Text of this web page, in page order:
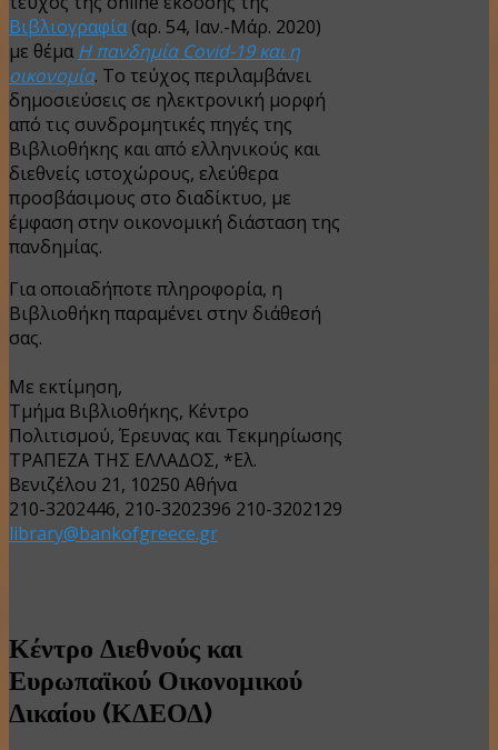
Βιβλιογραφία(αρ. 54, Ιαν.-Μάρ. 2020)
με θέμα Η πανδημία Covid-19 και η
οικονομία. Το τεύχος περιλαμβάνει
δημοσιεύσεις σε ηλεκτρονική μορφή
από τις συνδρομητικές πηγές της
Βιβλιοθήκης και από ελληνικούς και
διεθνείς ιστοχώρους, ελεύθερα
προσβάσιμους στο διαδίκτυο, με
έμφαση στην οικονομική διάσταση της
πανδημίας.
Για οποιαδήποτε πληροφορία, η
Βιβλιοθήκη παραμένει στην διάθεσή
σας.
Με εκτίμηση,
Τμήμα Βιβλιοθήκης, Κέντρο
Πολιτισμού, Έρευνας και Τεκμηρίωσης
ΤΡΑΠΕΖΑ ΤΗΣ ΕΛΛΑΔΟΣ, *Ελ.
Βενιζέλου 21, 10250 Αθήνα
210-3202446, 210-3202396 210-3202129
library@bankofgreece.gr
Κέντρο Διεθνούς και
Ευρωπαϊκού Οικονομικού
Δικαίου (ΚΔΕΟΔ)